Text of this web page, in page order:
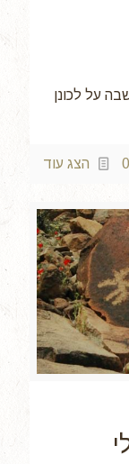
על לכונן
0 הצג עוד